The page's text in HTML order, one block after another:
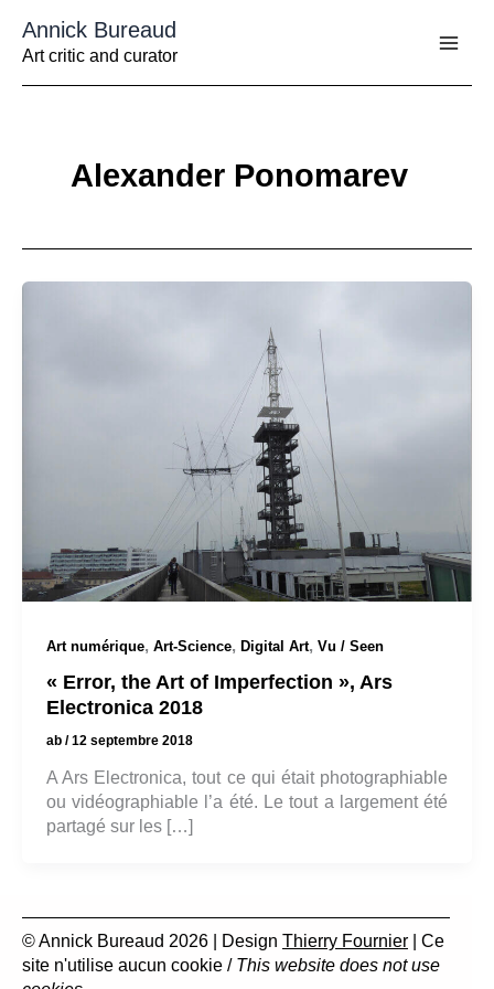
contenu
Annick Bureaud
Art critic and curator
Alexander Ponomarev
Art numérique, Art-Science, Digital Art, Vu / Seen
« Error, the Art of Imperfection », Ars
Electronica 2018
ab /12 septembre 2018
A Ars Electronica, tout ce qui était photographiable
ou vidéographiable l’a été. Le tout a largement été
partagé sur les […]
© Annick Bureaud 2026 | Design Thierry Fournier | Ce
site n'utilise aucun cookie / This website does not use